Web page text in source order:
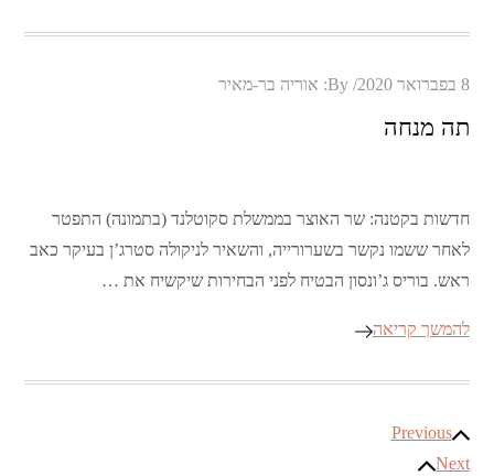
Posted
8 בפברואר 2020 By: אוריה בר-מאיר
תה מנחה
חדשות בקטנה: שר האוצר בממשלת סקוטלנד (בתמונה) התפטר
לאחר ששמו נקשר בשערורייה, והשאיר לניקולה סטרג’ן בעיקר כאב
ראש. בוריס ג’ונסון הבטיח לפני הבחירות שיקשיח את …
להמשך קריאה
ניווט
Previous
Next